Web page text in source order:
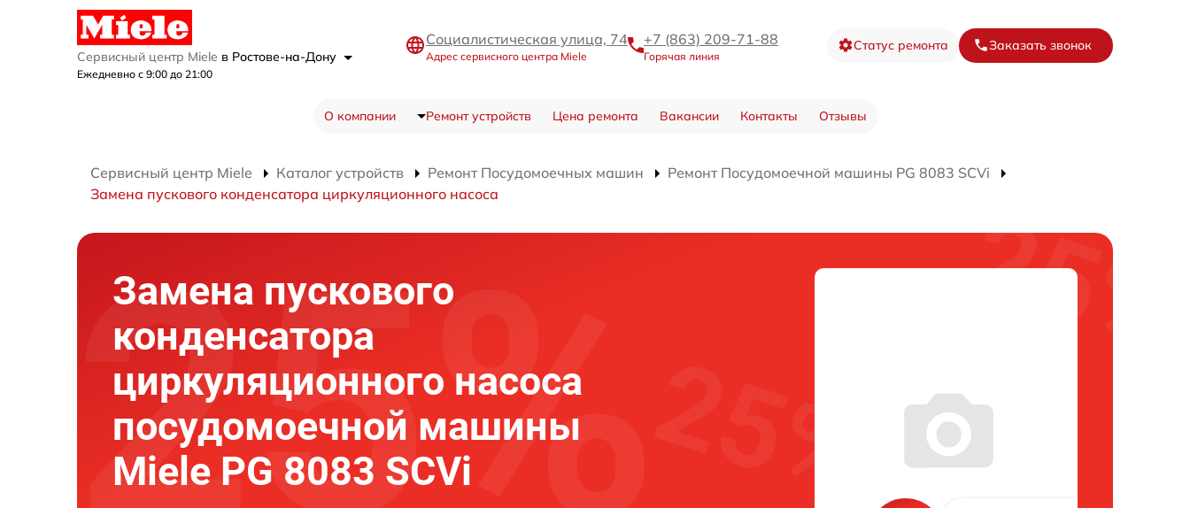
Сервисный центр Miele в Ростове-на-Дону
Ежедневно с 9:00 до 21:00
Социалистическая улица, 74
Адрес сервисного центра Miele
+7 (863) 209-71-88
Горячая линия
Статус ремонта Заказать звонок
О компании Ремонт устройств Цена ремонта Вакансии Контакты Отзывы
Сервисный центр Miele Каталог устройств Ремонт Посудомоечных машин
Ремонт Посудомоечной машины PG 8083 SCVi
Замена пускового конденсатора циркуляционного насоса
Замена пускового
конденсатора
циркуляционного насоса
посудомоечной машины
Miele PG 8083 SCVi